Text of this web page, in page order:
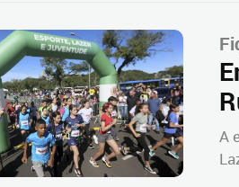
A